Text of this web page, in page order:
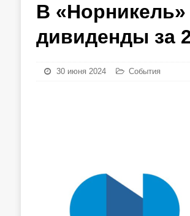
В
дивиденды за
30 июня 2024 События